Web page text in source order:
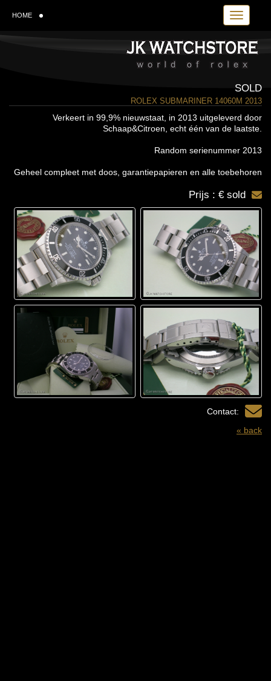
Toggle
HOME
SOLD
ROLEX SUBMARINER 14060M 2013
Verkeert in 99,9% nieuwstaat, in 2013 uitgeleverd door
Schaap&Citroen, echt één van de laatste.
Random serienummer 2013
Geheel compleet met doos, garantiepapieren en alle toebehoren
Prijs : € sold
Contact:
« back